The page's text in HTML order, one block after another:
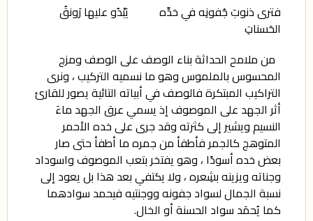
فترى ذنوبَ جُفونِه في خدِّه يَبْدُو عليها رَونقُ
الحَسناتِ
من ملامح الحداثة بناء الوصف على الوصف ومزج
المحسوس بالملموس وهو ما نسميه التركيب ، ونرى
التراكيب المبتكرة فالوصف في أبياته التائية يصور للقارئ
أثر الجهد على الموصوف إذ يسمي عرق الجهد ماءَ
النسيم ويشير إلى كثرته وقد جرى على خده الأحمر
المتوهج كالجمر فأطفأ من جمره ما أطفأ حتى صار
بعض خده أسودًا ، وهو يفتخر بتعب الموصوف واسوداد
وجناته ويزينه بشِعره ، ولا يكتفي بعد هذا بل يعود إلى
نسبة الجمال لسواد جفونه ووجنتيه فيحمد سوادهما
كما يُحمَد سواد الحسنة أو الخال.